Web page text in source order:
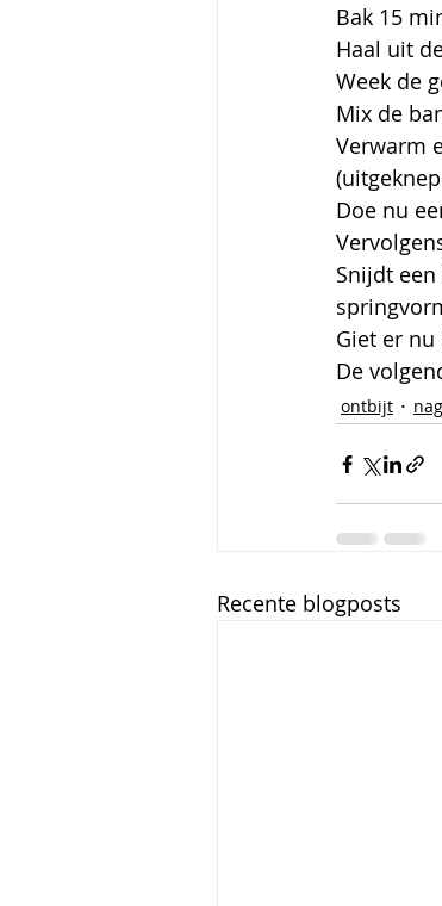
Bak 15
Haal uit
Week de
Mix de
Verwarm
Doe nu
Snijdt
Giet er
De
ontbijt
Recente blogposts